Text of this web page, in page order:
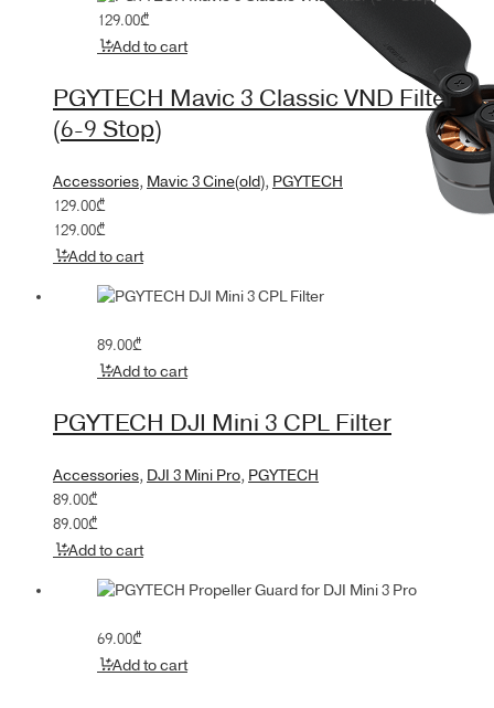
129.00₾
Add to cart
PGYTECH Mavic 3 Classic VND Filter
(6-9 Stop)
Accessories, Mavic 3 Cine(old), PGYTECH
129.00₾
129.00₾
Add to cart
89.00₾
Add to cart
PGYTECH DJI Mini 3 CPL Filter
Accessories, DJI 3 Mini Pro, PGYTECH
89.00₾
89.00₾
Add to cart
69.00₾
Add to cart